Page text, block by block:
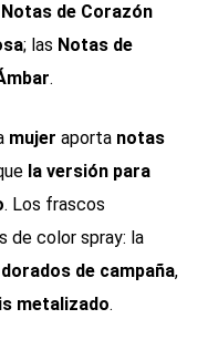
Notas de Corazón
; las Notas de
.
mujer aporta notas
la versión para
. Los frascos
de color spray: la
de campaña,
metalizado.